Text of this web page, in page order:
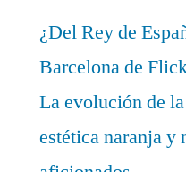
¿Del Rey de
Barcelona de
La evolución de
estética naranja y